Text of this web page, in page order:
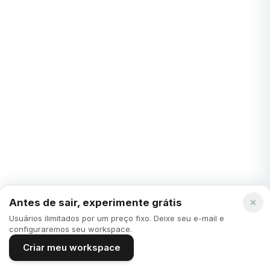
PRODUTIVIDADE
Como alcançar ótimos resultados com metas de
longo prazo em 2024
Antes de sair, experimente grátis
Usuários ilimitados por um preço fixo. Deixe seu e-mail e
configuraremos seu workspace.
Criar meu workspace